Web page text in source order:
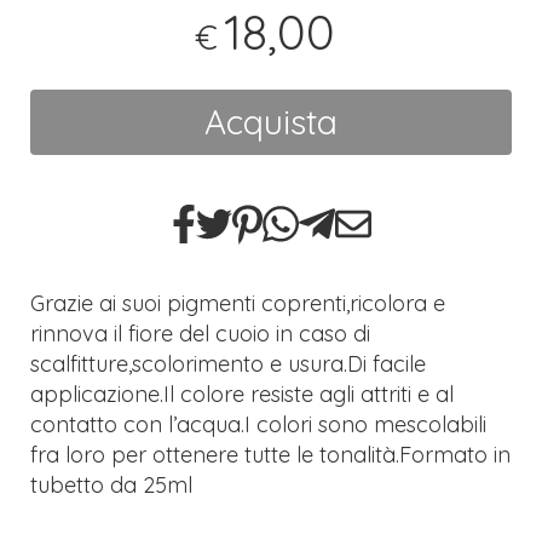
€ 18,00
Acquista
Grazie ai suoi pigmenti coprenti,ricolora e
rinnova il fiore del cuoio in caso di
scalfitture,scolorimento e usura.Di facile
applicazione.Il colore resiste agli attriti e al
contatto con l’acqua.I colori sono mescolabili
fra loro per ottenere tutte le tonalità.Formato in
tubetto da 25ml